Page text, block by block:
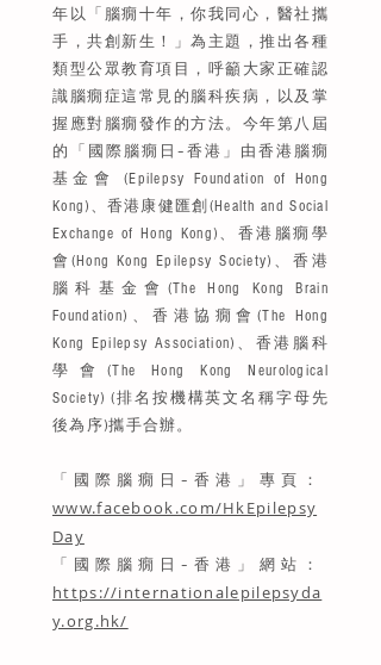
年以「腦癇十年，你我同心，醫社攜
手，共創新生！」為主題，推出各種
類型公眾教育項目，呼籲大家正確認
識腦癇症這常見的腦科疾病，以及掌
握應對腦癇發作的方法。今年第八屆
的「國際腦癇日–香港」由香港腦癇
基金會 (Epilepsy Foundation of Hong
Kong)、香港康健匯創(Health and Social
Exchange of Hong Kong)、香港腦癇學
會(Hong Kong Epilepsy Society)、香港
腦科基金會(The Hong Kong Brain
Foundation)、香港協癇會(The Hong
Kong Epilepsy Association)、香港腦科
學會(The Hong Kong Neurological
Society) (排名按機構英文名稱字母先
後為序)攜手合辦。
「國際腦癇日–香港」專頁：
www.facebook.com/HkEpilepsy
Day
「國際腦癇日–香港」網站：
https://internationalepilepsyda
y.org.hk/